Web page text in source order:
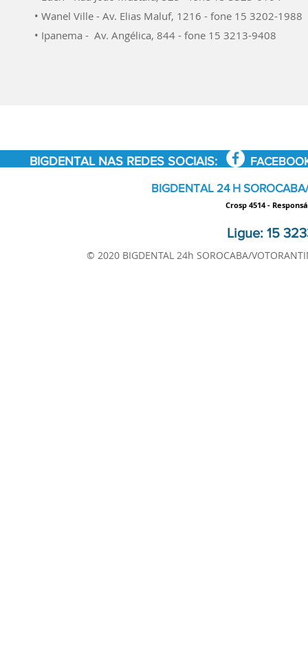
• Wanel Ville - Av. Elias Maluf, 1216 - fone 15 3202-1988
• Ipanema - Av. Angélica, 844 - fone 15 3213-9408
BIGDENTAL NAS REDES SOCIAIS:
BIGDENTAL 24 H
Crosp 4514 -
Ligue: 15
© 2020 BIGDENTAL 24h SOROCABA/